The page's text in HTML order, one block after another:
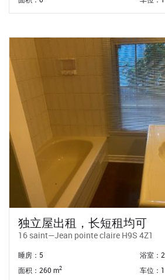
独立屋出租，长短租均可
16 saint—Jean pointe claire H9S 4Z1
睡房：5
浴室：2
面积：260 m2 车位：1